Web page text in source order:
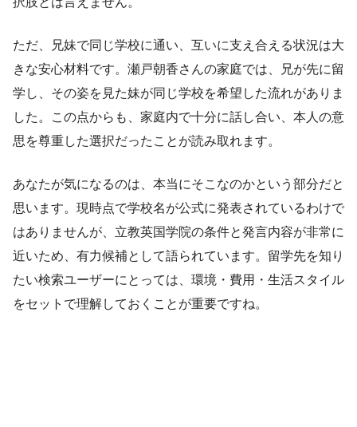
ただ、兄妹で同じ学校に通い、互いに支え合える状況は大
きな安心材料です。瀬戸朝香さんの家庭では、兄が先に留
学し、その姿を見た妹が同じ学校を希望した流れがありま
した。この点からも、家庭内で十分に話し合い、本人の意
思を尊重した選択だったことが読み取れます。
あなたが気になるのは、本当にそこなのかという部分だと
思います。現時点で学校名が公式に発表されているわけで
はありませんが、立教英国学院の条件と発言内容が非常に
近いため、有力候補として語られています。留学先を知り
たい検索ユーザーにとっては、環境・費用・生活スタイル
をセットで理解しておくことが重要ですね。